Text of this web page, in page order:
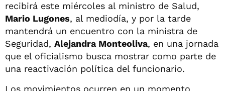
recibirá este miércoles al ministro de Salud,
Mario Lugones, al mediodía, y por la tarde
mantendrá un encuentro con la ministra de
Seguridad, Alejandra Monteoliva, en una jornada
que el oficialismo busca mostrar como parte de
una reactivación política del funcionario.
Los movimientos ocurren en un momento